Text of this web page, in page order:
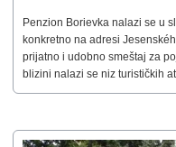
Penzion Borievka nalazi se u
konkretno na adresi
prijatno i udobno smeštaj za
blizini nalazi se niz turističkih